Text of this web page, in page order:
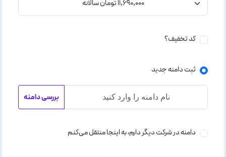
کد تخفیف؟
ثبت دامنه جدید
بررسی دامنه
دامنه در شرکت دیگر دارم، به اینجا منتقل می‌کنم